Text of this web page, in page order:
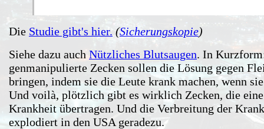
Die Studie gibt's hier. (Sicherungskopie)
Siehe dazu auch Nützliches Blutsaugen. In
genmanipulierte Zecken sollen die Lösung gegen
bringen, indem sie die Leute krank machen, wenn
Und voilà, plötzlich gibt es wirklich Zecken, die
Krankheit übertragen. Und die Verbreitung der
explodiert in den USA geradezu.